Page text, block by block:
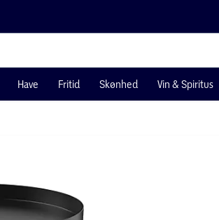
Have Fritid Skønhed Vin & Spiritus